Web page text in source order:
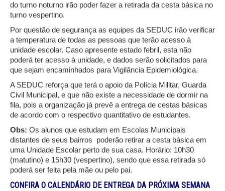
do turno noturno irão poder fazer a retirada da cesta básica no
turno vespertino.
Por questão de segurança as equipes da SEDUC irão verificar
a temperatura de todas as pessoas que terão acesso à
unidade escolar. Caso apresente estado febril, esta não
poderá ter acesso à unidade, e dados serão solicitados para
que sejam encaminhados para Vigilância Epidemiológica.
A SEDUC reforça que terá o apoio da Polícia Militar, Guarda
Civil Municipal, e que não existe a necessidade de dormir na
fila, pois a organização já prevê a entrega de cestas básicas
de acordo com o respectivo quantitativo de estudantes.
Obs: Os alunos que estudam em Escolas Municipais
distantes de seus bairros poderão retirar a cesta básica em
uma Unidade Escolar perto de sua casa. Horário: 10h30
(matutino) e 15h30 (vespertino), sendo que essa retirada só
poderá ser feita pela mãe ou pelo pai.
CONFIRA O CALENDÁRIO DE ENTREGA DA PRÓXIMA SEMANA